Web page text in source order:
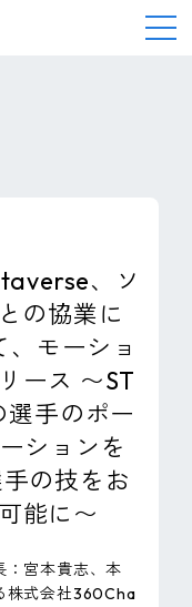
、ソ
の協業に
モーショ
ース 〜ST
手のポー
ションを
の技をお
能に〜
：宮本貴志、本
株式会社360Cha